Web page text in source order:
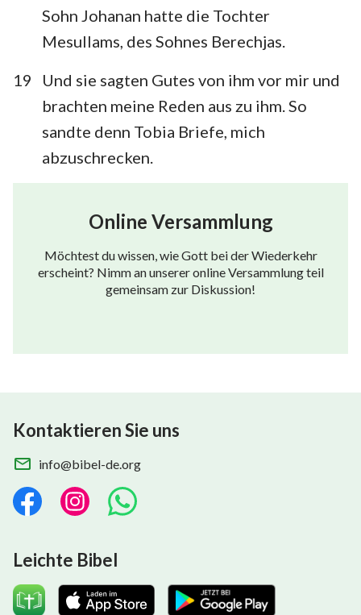
Sohn Johanan hatte die Tochter
Mesullams, des Sohnes Berechjas.
19
Und sie sagten Gutes von ihm vor mir und
brachten meine Reden aus zu ihm. So
sandte denn Tobia Briefe, mich
abzuschrecken.
Online Versammlung
Möchtest du wissen, wie Gott bei der Wiederkehr
erscheint? Nimm an unserer online Versammlung teil
gemeinsam zur Diskussion!
Kontaktieren Sie uns
info@bibel-de.org
Leichte Bibel